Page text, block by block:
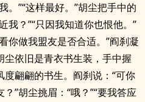
。”“这样最好。”胡尘把手中的
我？”“只因我知道你也恨他。”
你做我盟友是否合适。”阎刹凝
依旧是青衣书生装，手中握
翩翩的书生。阎刹说：“可你
”胡尘挑眉：“哦？”“要我答应